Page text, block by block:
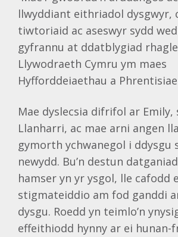
llwyddiant eithriadol dysgwyr,
tiwtoriaid ac aseswyr sydd
gyfrannu at ddatblygiad
Llywodraeth Cymru ym maes
Hyfforddeiaethau a
Mae dyslecsia difrifol ar Emily,
Llanharri, ac mae arni angen
gymorth ychwanegol i ddysgu
newydd. Bu’n destun
hamser yn yr ysgol, lle cafodd
stigmateiddio am fod ganddi
dysgu. Roedd yn teimlo’n
effeithiodd hynny ar ei hunan-